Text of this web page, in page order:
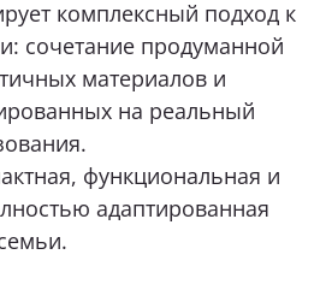
комплексный подход к
сочетание продуманной
материалов и
на реальный
функциональная и
адаптированная